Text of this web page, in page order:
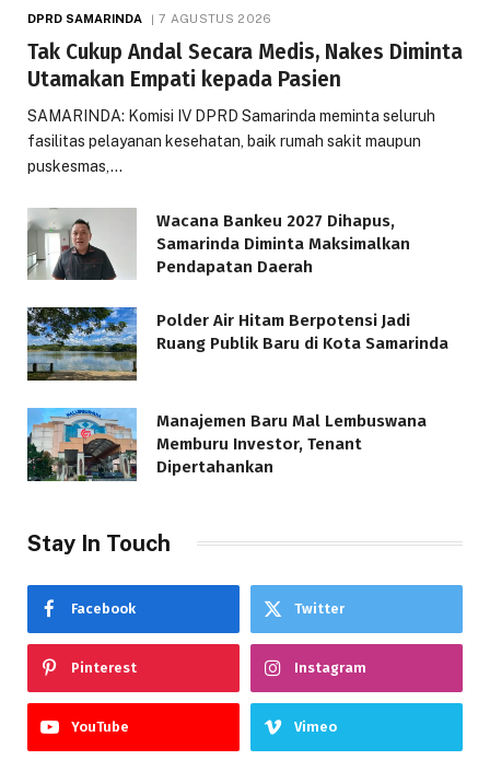
DPRD SAMARINDA 7 AGUSTUS 2026
Tak Cukup Andal Secara Medis, Nakes Diminta
Utamakan Empati kepada Pasien
SAMARINDA: Komisi IV DPRD Samarinda meminta seluruh
fasilitas pelayanan kesehatan, baik rumah sakit maupun
puskesmas,…
Wacana Bankeu 2027 Dihapus,
Samarinda Diminta Maksimalkan
Pendapatan Daerah
Polder Air Hitam Berpotensi Jadi
Ruang Publik Baru di Kota Samarinda
Manajemen Baru Mal Lembuswana
Memburu Investor, Tenant
Dipertahankan
Stay In Touch
Facebook Twitter
Pinterest Instagram
YouTube Vimeo